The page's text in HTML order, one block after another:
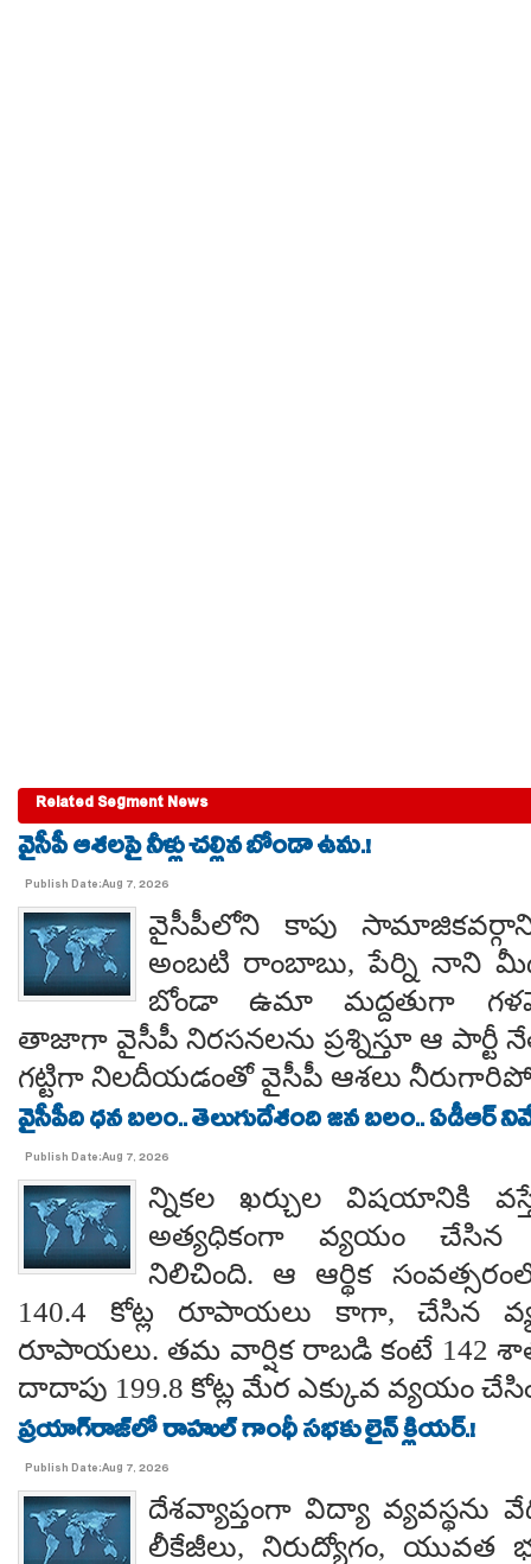
Related Segment News
వైసీపీ ఆశలపై నీళ్లు చల్లిన బోండా ఉమ.!
Publish Date:Aug 7, 2026
వైసీపీలోని కాపు
అంబటి రాంబాబు, పేర్ని నాని
బోండా ఉమా మద్దతుగా
తాజాగా వైసీపీ నిరసనలను ప్రశ్నిస్తూ ఆ
గట్టిగా నిలదీయడంతో వైసీపీ ఆశలు
వైసీపీది ధన బలం.. తెలుగుదేశంది జన బలం.. ఏడీఆర్
Publish Date:Aug 7, 2026
న్నికల ఖర్చుల విషయానికి
అత్యధికంగా వ్యయం చేసిన
నిలిచింది. ఆ ఆర్థిక
140.4 కోట్ల రూపాయలు కాగా, చేసిన
రూపాయలు. తమ వార్షిక రాబడి కంటే 142
దాదాపు 199.8 కోట్ల మేర ఎక్కువ వ్యయం
ప్రయాగ్‌రాజ్‌లో రాహుల్ గాంధీ సభకు లైన్ క్లియర్.!
Publish Date:Aug 7, 2026
దేశవ్యాప్తంగా విద్యా వ్యవస్థను
లీకేజీలు, నిరుద్యోగం, యువత